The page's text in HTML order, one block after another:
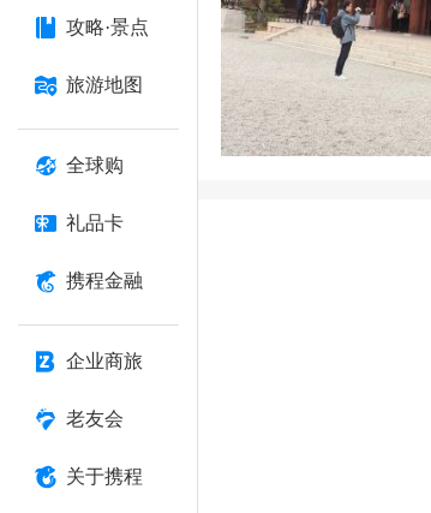
攻略·景点
旅游地图
全球购
礼品卡
携程金融
企业商旅
老友会
关于携程